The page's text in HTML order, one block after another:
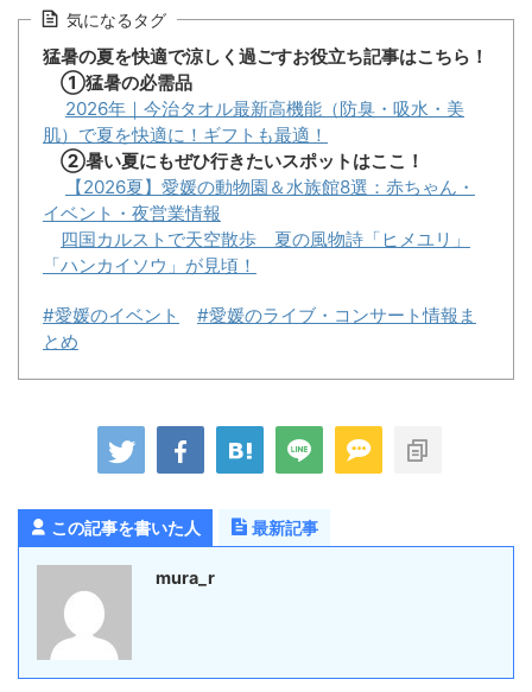
気になるタグ
猛暑の夏を快適で涼しく過ごすお役立ち記事はこちら！
①猛暑の必需品
2026年｜今治タオル最新高機能（防臭・吸水・美
肌）で夏を快適に！ギフトも最適！
②暑い夏にもぜひ行きたいスポットはここ！
【2026夏】愛媛の動物園＆水族館8選：赤ちゃん・
イベント・夜営業情報
四国カルストで天空散歩 夏の風物詩「ヒメユリ」
「ハンカイソウ」が見頃！
#愛媛のイベント
#愛媛のライブ・コンサート情報ま
とめ
この記事を書いた人 最新記事
mura_r